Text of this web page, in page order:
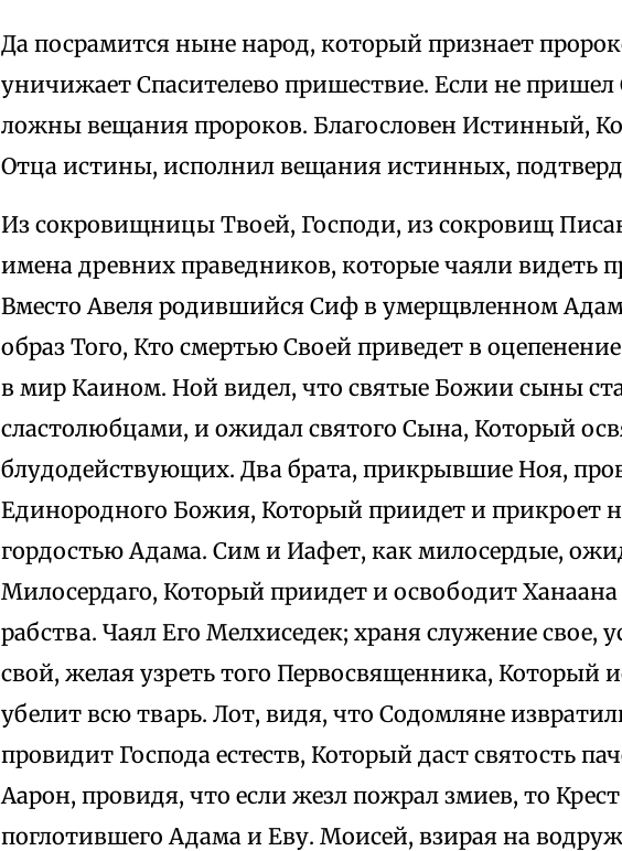
Да посрамится ныне народ, который признает
уничижает Спасителево пришествие. Если не пришел
ложны вещания пророков. Благословен Истинный,
Отца истины, исполнил вещания истинных,
Из сокровищницы Твоей, Господи, из сокровищ
имена древних праведников, которые чаяли видеть
Вместо Авеля родившийся Сиф в умерщвленном
образ Того, Кто смертью Своей приведет в
в мир Каином. Ной видел, что святые Божии сыны
сластолюбцами, и ожидал святого Сына, Который
блудодействующих. Два брата, прикрывшие Ноя,
Единородного Божия, Который приидет и прикроет
гордостью Адама. Сим и Иафет, как милосердые,
Милосердаго, Который приидет и освободит Ханаана
рабства. Чаял Его Мелхиседек; храня служение свое,
свой, желая узреть того Первосвященника, Который
убелит всю тварь. Лот, видя, что Содомляне
провидит Господа естеств, Который даст святость
Аарон, провидя, что если жезл пожрал змиев, то
поглотившего Адама и Еву. Моисей, взирая на